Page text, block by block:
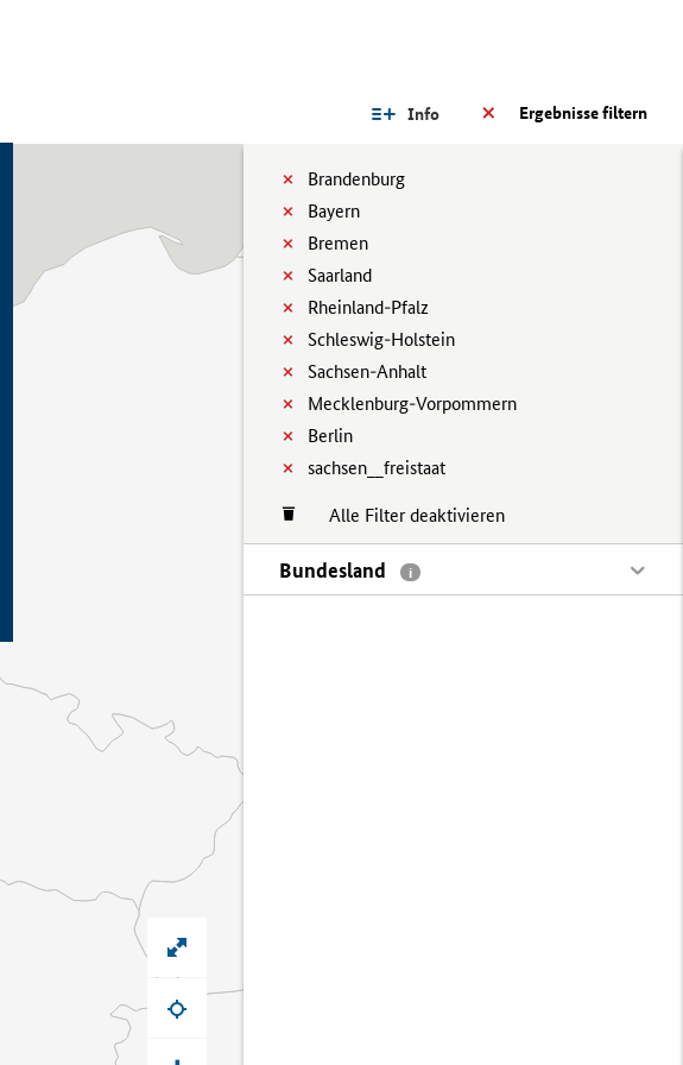
Ergebnisse filtern
Info
Brandenburg
Bayern
Bremen
Saarland
Rheinland-Pfalz
Schleswig-Holstein
Sachsen-Anhalt
Mecklenburg-Vorpommern
Berlin
sachsen__freistaat
Alle Filter deaktivieren
Bundesland i